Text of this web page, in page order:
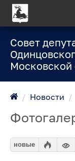
Совет
Московской
/ Новости /
новые